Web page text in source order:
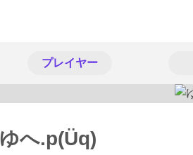
プレイヤー
ゆへ.p(Üq)